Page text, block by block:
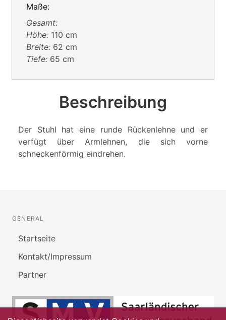
Maße:
Gesamt:
Höhe: 110 cm
Breite: 62 cm
Tiefe: 65 cm
Beschreibung
Der Stuhl hat eine runde Rückenlehne und er
verfügt über Armlehnen, die sich vorne
schneckenförmig eindrehen.
GENERAL
Startseite
Kontakt/Impressum
Partner